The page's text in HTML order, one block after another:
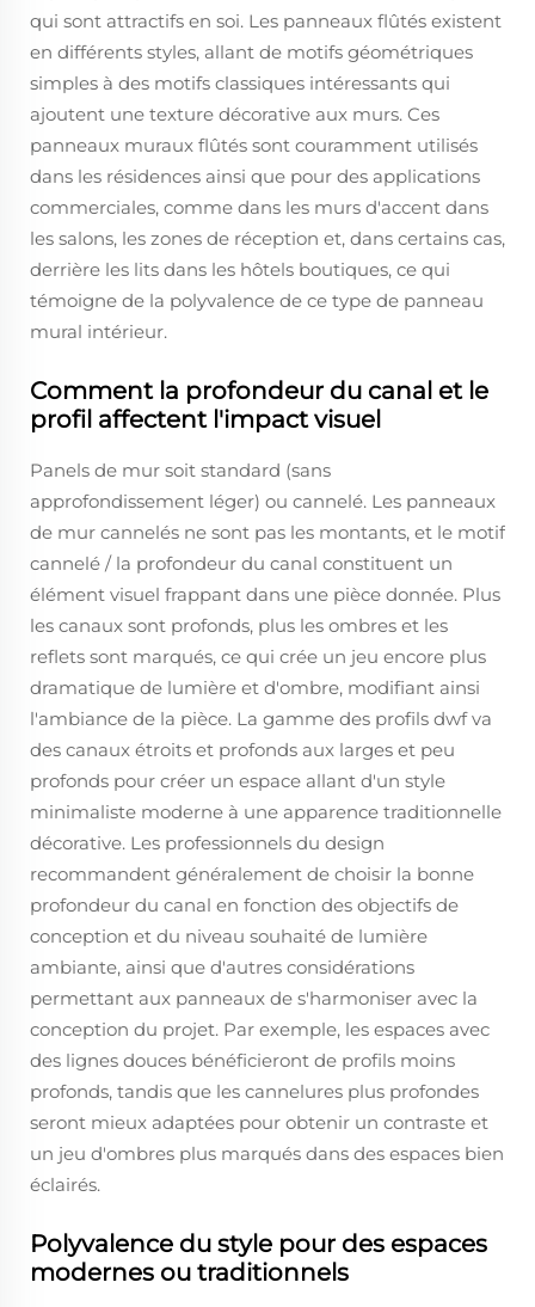
qui sont attractifs en soi. Les panneaux flûtés existent
en différents styles, allant de motifs géométriques
simples à des motifs classiques intéressants qui
ajoutent une texture décorative aux murs. Ces
panneaux muraux flûtés sont couramment utilisés
dans les résidences ainsi que pour des applications
commerciales, comme dans les murs d'accent dans
les salons, les zones de réception et, dans certains cas,
derrière les lits dans les hôtels boutiques, ce qui
témoigne de la polyvalence de ce type de panneau
mural intérieur.
Comment la profondeur du canal et le
profil affectent l'impact visuel
Panels de mur soit standard (sans
approfondissement léger) ou cannelé. Les panneaux
de mur cannelés ne sont pas les montants, et le motif
cannelé / la profondeur du canal constituent un
élément visuel frappant dans une pièce donnée. Plus
les canaux sont profonds, plus les ombres et les
reflets sont marqués, ce qui crée un jeu encore plus
dramatique de lumière et d'ombre, modifiant ainsi
l'ambiance de la pièce. La gamme des profils dwf va
des canaux étroits et profonds aux larges et peu
profonds pour créer un espace allant d'un style
minimaliste moderne à une apparence traditionnelle
décorative. Les professionnels du design
recommandent généralement de choisir la bonne
profondeur du canal en fonction des objectifs de
conception et du niveau souhaité de lumière
ambiante, ainsi que d'autres considérations
permettant aux panneaux de s'harmoniser avec la
conception du projet. Par exemple, les espaces avec
des lignes douces bénéficieront de profils moins
profonds, tandis que les cannelures plus profondes
seront mieux adaptées pour obtenir un contraste et
un jeu d'ombres plus marqués dans des espaces bien
éclairés.
Polyvalence du style pour des espaces
modernes ou traditionnels